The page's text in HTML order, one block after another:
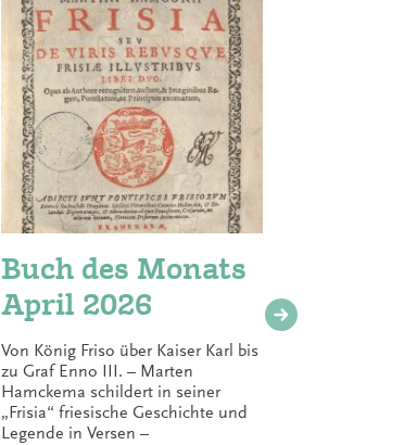
Buch des Monats
April 2026
Von König Friso über Kaiser Karl bis
zu Graf Enno III. – Marten
Hamckema schildert in seiner
„Frisia“ friesische Geschichte und
Legende in Versen –